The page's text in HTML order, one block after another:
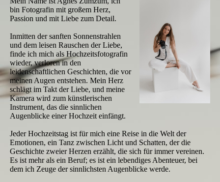
bin Fotografin mit großem Herz,
Passion und mit Liebe zum Detail.
Inmitten der sanften Sonnenstrahlen
und dem leisen Rauschen der Liebe,
finde ich mich als Hochzeitsfotografin
wieder, verloren in den
leidenschaftlichen Geschichten, die vor
meinen Augen entstehen. Mein Herz
schlägt im Takt der Liebe, und meine
Kamera wird zum künstlerischen
Instrument, das die sinnlichen
Augenblicke einer Hochzeit einfängt.
Jeder Hochzeitstag ist für mich eine Reise in die Welt der
Emotionen, ein Tanz zwischen Licht und Schatten, der die
Geschichte zweier Herzen erzählt, die sich für immer vereinen.
Es ist mehr als ein Beruf; es ist ein lebendiges Abenteuer, bei
dem ich Zeuge der sinnlichsten Augenblicke werde.